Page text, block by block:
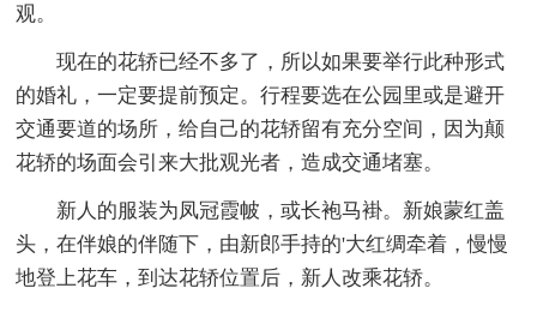
观。
现在的花轿已经不多了，所以如果要举行此种形式
的婚礼，一定要提前预定。行程要选在公园里或是避开
交通要道的场所，给自己的花轿留有充分空间，因为颠
花轿的场面会引来大批观光者，造成交通堵塞。
新人的服装为凤冠霞帔，或长袍马褂。新娘蒙红盖
头，在伴娘的伴随下，由新郎手持的'大红绸牵着，慢慢
地登上花车，到达花轿位置后，新人改乘花轿。